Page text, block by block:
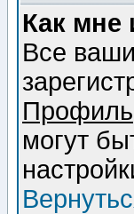
Как мне
Все
Профиль
могут